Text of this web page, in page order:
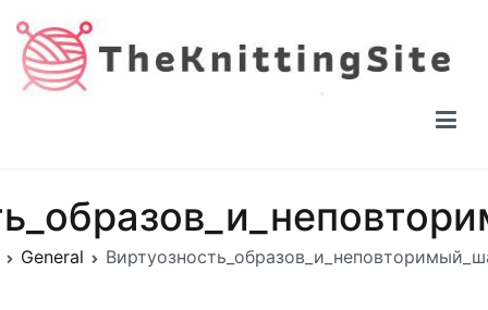
Skip
content
General